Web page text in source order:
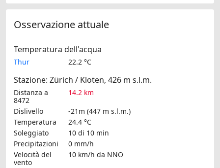
Osservazione attuale
Temperatura dell'acqua
Thur 22.2 °C
Stazione: Zürich / Kloten, 426 m s.l.m.
Distanza a
8472
14.2 km
Dislivello
-21m (447 m s.l.m.)
Temperatura
24.4 °C
Soleggiato
10 di 10 min
Precipitazioni
0 mm/h
Velocità del
vento
10 km/h da NNO